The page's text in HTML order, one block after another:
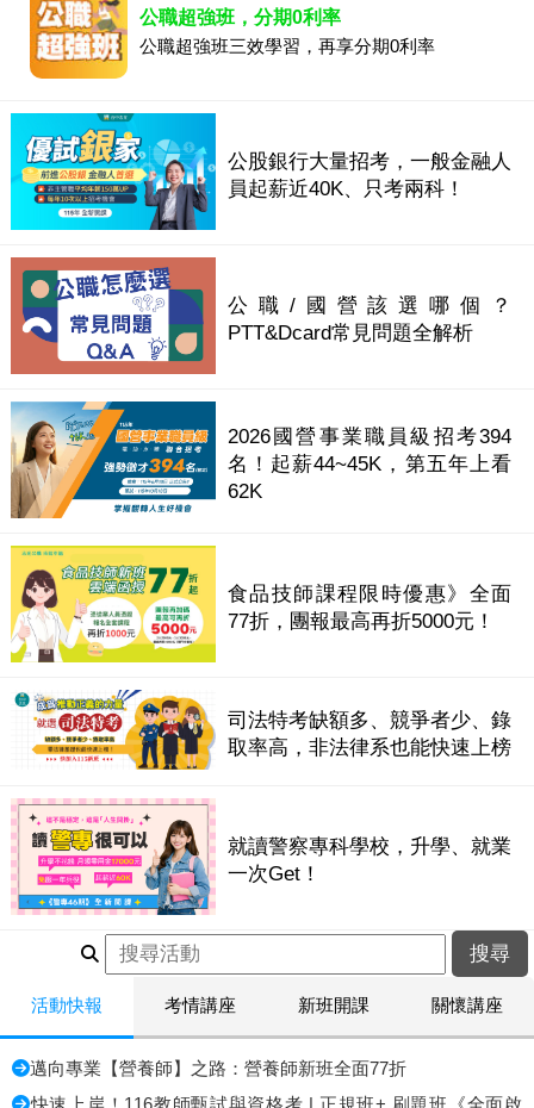
公職超強班，分期0利率
公職超強班三效學習，再享分期0利率
公股銀行大量招考，一般金融人
員起薪近40K、只考兩科！
公職/國營該選哪個？
PTT&Dcard常見問題全解析
2026國營事業職員級招考394
名！起薪44~45K，第五年上看
62K
食品技師課程限時優惠》全面
77折，團報最高再折5000元！
司法特考缺額多、競爭者少、錄
取率高，非法律系也能快速上榜
就讀警察專科學校，升學、就業
一次Get！
活動快報 考情講座 新班開課 關懷講座
邁向專業【營養師】之路：營養師新班全面77折